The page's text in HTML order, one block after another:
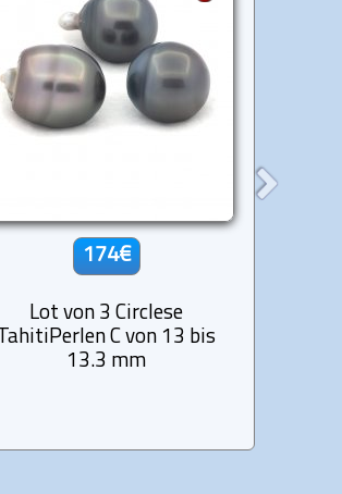
174€
Lot von 3 Circlese
TahitiPerlen C von 13 bis
13.3 mm